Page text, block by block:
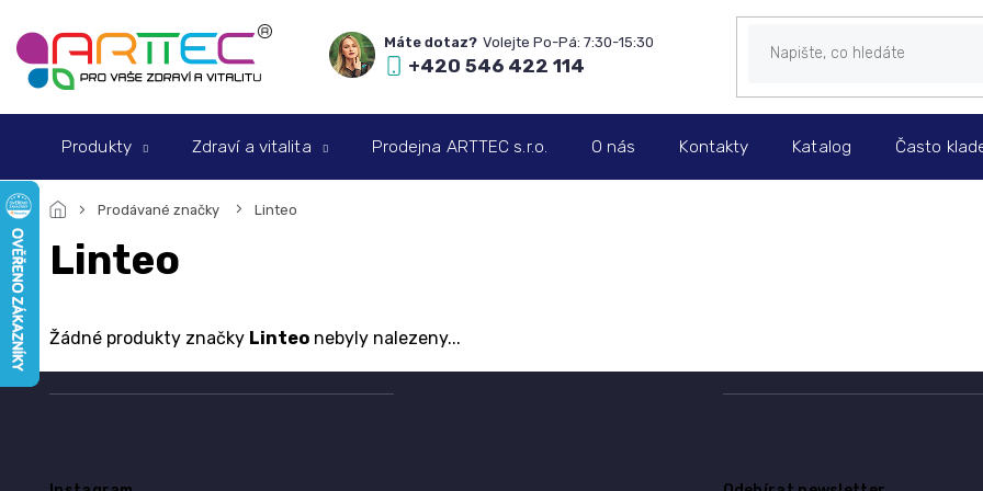
na
obsah
+420 546 422 114
Produkty Zdraví a vitalita Prodejna ARTTEC s.r.o. O nás Kontakty Katalog Často
Prodávané značky Linteo
Linteo
Žádné produkty značky Linteo nebyly nalezeny...